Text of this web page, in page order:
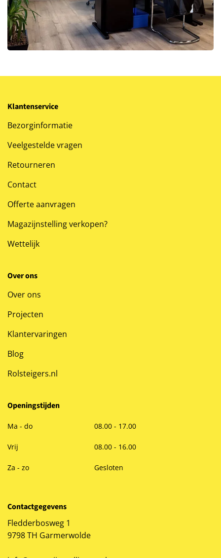
Klantenservice
Bezorginformatie
Veelgestelde vragen
Retourneren
Contact
Offerte aanvragen
Magazijnstelling verkopen?
Wettelijk
Over ons
Over ons
Projecten
Klantervaringen
Blog
Rolsteigers.nl
Openingstijden
Ma - do 08.00 - 17.00
Vrij 08.00 - 16.00
Za - zo Gesloten
Contactgegevens
Fledderbosweg 1
9798 TH Garmerwolde